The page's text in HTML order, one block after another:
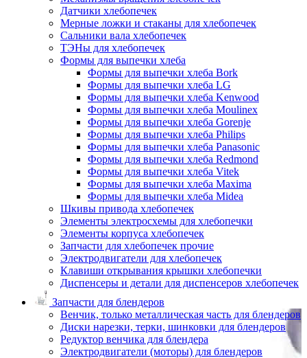
Датчики хлебопечек
Мерные ложки и стаканы для хлебопечек
Сальники вала хлебопечек
ТЭНы для хлебопечек
Формы для выпечки хлеба
Формы для выпечки хлеба Bork
Формы для выпечки хлеба LG
Формы для выпечки хлеба Kenwood
Формы для выпечки хлеба Moulinex
Формы для выпечки хлеба Gorenje
Формы для выпечки хлеба Philips
Формы для выпечки хлеба Panasonic
Формы для выпечки хлеба Redmond
Формы для выпечки хлеба Vitek
Формы для выпечки хлеба Maxima
Формы для выпечки хлеба Midea
Шкивы привода хлебопечек
Элементы электросхемы для хлебопечки
Элементы корпуса хлебопечек
Запчасти для хлебопечек прочие
Электродвигатели для хлебопечек
Клавиши открывания крышки хлебопечки
Диспенсеры и детали для диспенсеров хлебопечек
Запчасти для блендеров
Венчик, только металлическая часть для блендеров
Диски нарезки, терки, шинковки для блендеров
Редуктор венчика для блендера
Электродвигатели (моторы) для блендеров